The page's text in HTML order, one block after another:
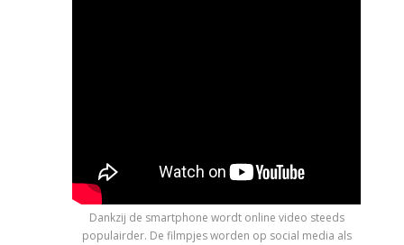
Dankzij de smartphone wordt online video steeds
populairder. De filmpjes worden op social media als